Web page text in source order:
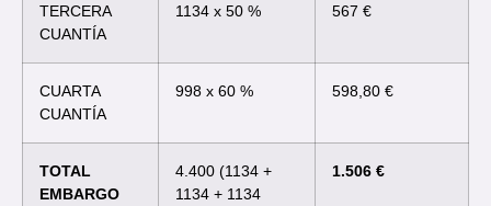
TERCERA
CUANTÍA
1134 x 50 % 567 €
CUARTA
CUANTÍA
998 x 60 % 598,80 €
TOTAL
EMBARGO
4.400 (1134 +
1134 + 1134
1.506 €